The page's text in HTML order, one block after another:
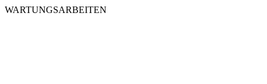
WARTUNGSARBEITEN